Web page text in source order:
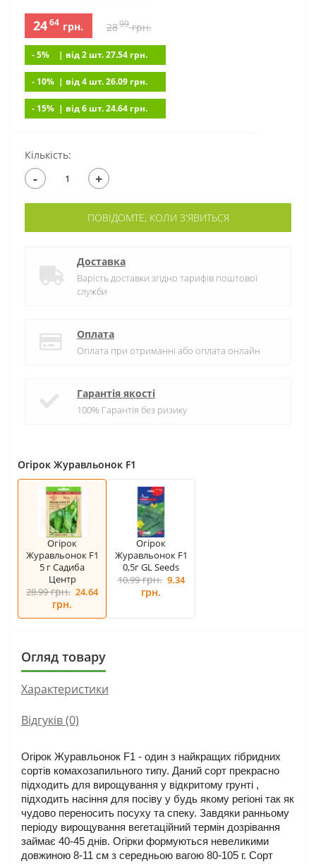
2464 грн. 2899грн.
- 5% | вiд 2 шт. 27.54 грн.
- 10% | вiд 4 шт. 26.09 грн.
- 15% | вiд 6 шт. 24.64 грн.
Кількість:
- +
ПОВІДОМТЕ, КОЛИ З'ЯВИТЬСЯ
Доставка
Варість доставки згідно тарифів поштової
служби
Оплата
Оплата при отриманні або оплата онлайн
Гарантія якості
100% Гарантія без ризику
Огірок Журавльонок F1
Огірок
Журавльонок F1
5 г Садиба
Центр
28.99грн. 24.64
грн.
Огірок
Журавльонок F1
0,5г GL Seeds
10.99грн. 9.34
грн.
Огляд товару
Характеристики
Відгуків (0)
Огірок Журавльонок F1 - один з найкращих гібридних
сортів комахозапильного типу. Даний сорт прекрасно
підходить для вирощування у відкритому грунті ,
підходить насіння для посіву у будь якому регіоні так як
чудово переносить посуху та спеку. Завдяки ранньому
періоду вирощування вегетаційний термін дозрівання
займає 40-45 днів. Огірки формуються невеликими
довжиною 8-11 см з середньою вагою 80-105 г. Сорт